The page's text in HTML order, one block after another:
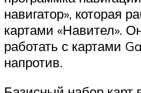
навигатор», которая
картами «Навител».
работать с картами
напротив.